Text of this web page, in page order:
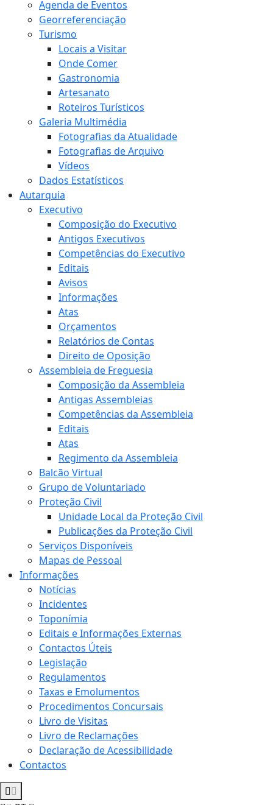
Agenda de Eventos
Georreferenciação
Turismo
Locais a Visitar
Onde Comer
Gastronomia
Artesanato
Roteiros Turísticos
Galeria Multimédia
Fotografias da Atualidade
Fotografias de Arquivo
Vídeos
Dados Estatísticos
Autarquia
Executivo
Composição do Executivo
Antigos Executivos
Competências do Executivo
Editais
Avisos
Informações
Atas
Orçamentos
Relatórios de Contas
Direito de Oposição
Assembleia de Freguesia
Composição da Assembleia
Antigas Assembleias
Competências da Assembleia
Editais
Atas
Regimento da Assembleia
Balcão Virtual
Grupo de Voluntariado
Proteção Civil
Unidade Local da Proteção Civil
Publicações da Proteção Civil
Serviços Disponíveis
Mapas de Pessoal
Informações
Notícias
Incidentes
Toponímia
Editais e Informações Externas
Contactos Úteis
Legislação
Regulamentos
Taxas e Emolumentos
Procedimentos Concursais
Livro de Visitas
Livro de Reclamações
Declaração de Acessibilidade
Contactos